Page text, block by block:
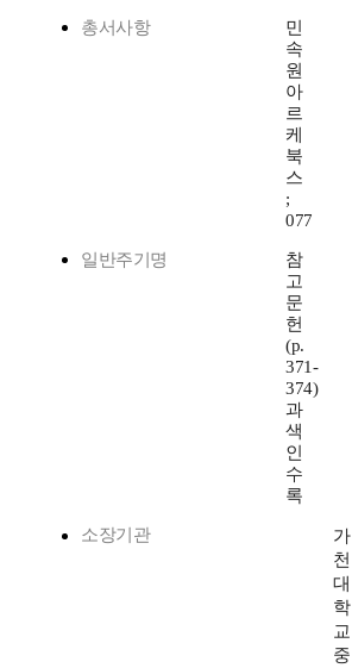
총서사항
민
속
원
아
르
케
북
스
;
077
일반주기명
참
고
문
헌
(p.
371-
374)
과
색
인
수
록
소장기관
가
천
대
학
교
중